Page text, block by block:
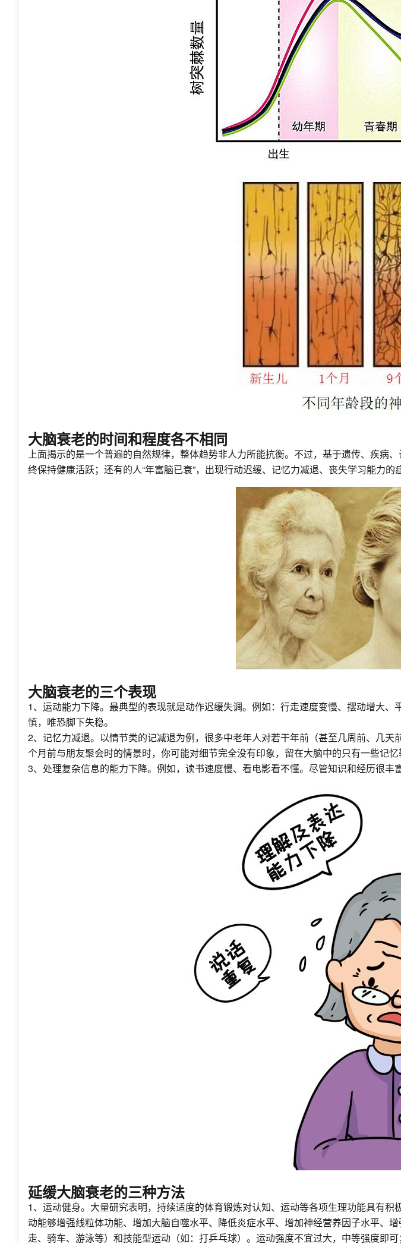
大脑衰老的时间和程度各不相同
上面揭示的是一个普遍的自然规律，整体趋势非人力所能抗衡。不过，基于遗传、疾病
终保持健康活跃；还有的人“年富脑已衰”，出现行动迟缓、记忆力减退、丧失学习能力的
大脑衰老的三个表现
1、运动能力下降。最典型的表现就是动作迟缓失调。例如：行走速度变慢、摆动增大
慎，唯恐脚下失稳。
2、记忆力减退。以情节类的记减退为例，很多中老年人对若干年前（甚至几周前、几
个月前与朋友聚会时的情景时，你可能对细节完全没有印象，留在大脑中的只有一些记忆
3、处理复杂信息的能力下降。例如，读书速度慢、看电影看不懂。尽管知识和经历很丰
延缓大脑衰老的三种方法
1、运动健身。大量研究表明，持续适度的体育锻炼对认知、运动等各项生理功能具有
动能够增强线粒体功能、增加大脑自噬水平、降低炎症水平、增加神经营养因子水平、
走、骑车、游泳等）和技能型运动（如：打乒乓球）。运动强度不宜过大，中等强度即